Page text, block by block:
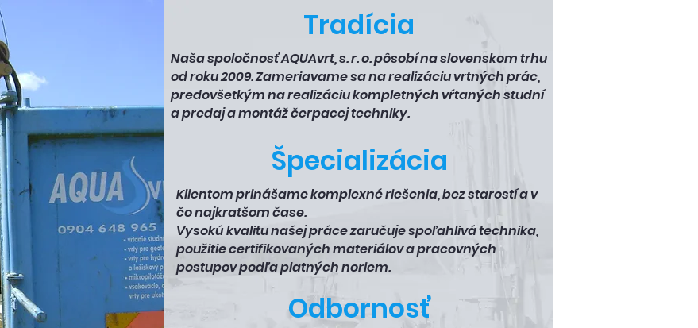
Tradícia
Naša spoločnosť AQUAvrt, s. r. o. pôsobí na slovenskom trhu
od roku 2009. Zameriavame sa na realizáciu vrtných prác,
predovšetkým na realizáciu kompletných vŕtaných studní
a predaj a montáž čerpacej techniky.
Špecializácia
Klientom prinášame komplexné riešenia, bez starostí a v
čo najkratšom čase.
Vysokú kvalitu našej práce zaručuje spoľahlivá technika,
použitie certifikovaných materiálov a pracovných
postupov podľa platných noriem.
Odbornosť